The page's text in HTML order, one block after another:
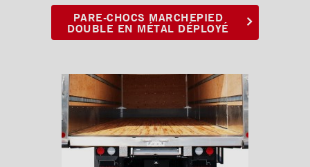
PARE-CHOCS MARCHEPIED
DOUBLE EN MÉTAL DÉPLOYÉ